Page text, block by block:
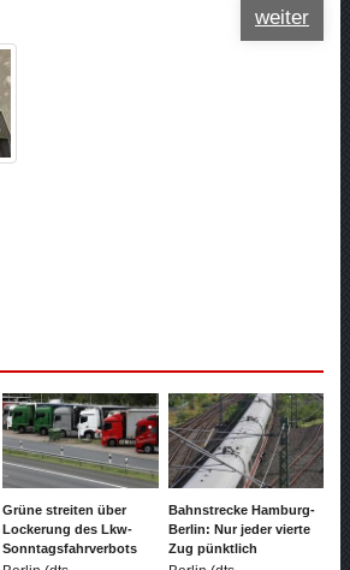
weiter
Grüne streiten über
Lockerung des Lkw-
Sonntagsfahrverbots
Bahnstrecke Hamburg-
Berlin: Nur jeder vierte
Zug pünktlich